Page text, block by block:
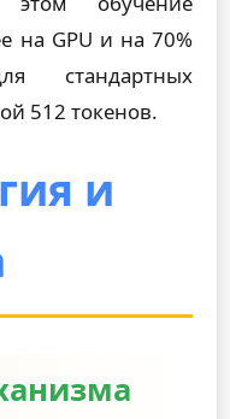
на GPU и на 70%
стандартных
512 токенов.
и